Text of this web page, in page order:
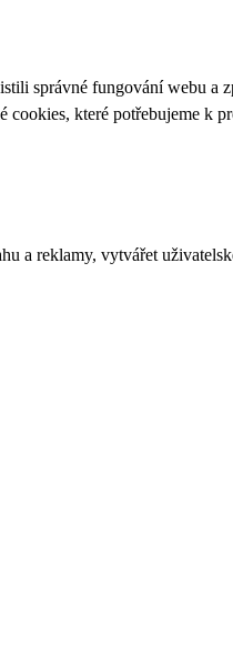
správné fungování webu
které potřebujeme k
a reklamy, vytvářet